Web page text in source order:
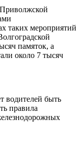
таких мероприятий
памяток, а
около 7 тысяч
водителей быть
правила